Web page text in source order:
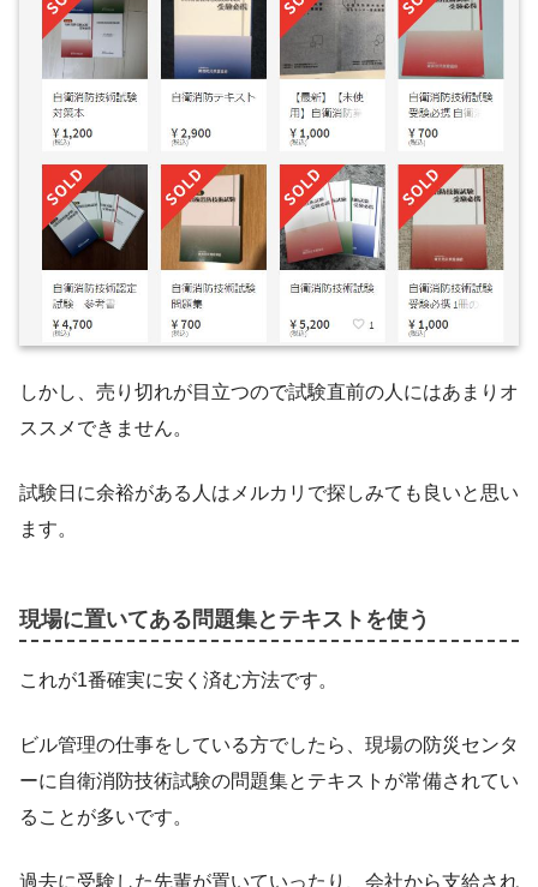
しかし、売り切れが目立つので試験直前の人にはあまりオ
ススメできません。
試験日に余裕がある人はメルカリで探しみても良いと思い
ます。
現場に置いてある問題集とテキストを使う
これが1番確実に安く済む方法です。
ビル管理の仕事をしている方でしたら、現場の防災センタ
ーに自衛消防技術試験の問題集とテキストが常備されてい
ることが多いです。
過去に受験した先輩が置いていったり、会社から支給され